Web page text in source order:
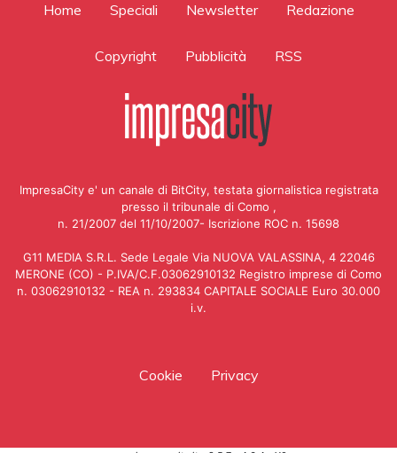
Home Speciali Newsletter Redazione
Copyright Pubblicità RSS
ImpresaCity e' un canale di BitCity, testata giornalistica registrata
presso il tribunale di Como ,
n. 21/2007 del 11/10/2007- Iscrizione ROC n. 15698
G11 MEDIA S.R.L. Sede Legale Via NUOVA VALASSINA, 4 22046
MERONE (CO) - P.IVA/C.F.03062910132 Registro imprese di Como
n. 03062910132 - REA n. 293834 CAPITALE SOCIALE Euro 30.000
i.v.
Cookie Privacy